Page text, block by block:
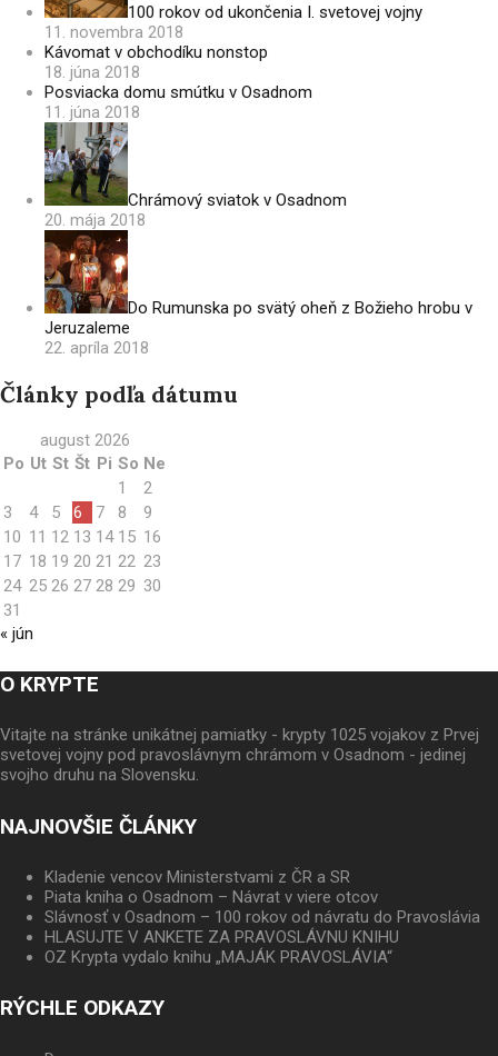
100 rokov od ukončenia I. svetovej vojny
11. novembra 2018
Kávomat v obchodíku nonstop
18. júna 2018
Posviacka domu smútku v Osadnom
11. júna 2018
Chrámový sviatok v Osadnom
20. mája 2018
Do Rumunska po svätý oheň z Božieho hrobu v
Jeruzaleme
22. apríla 2018
Články podľa dátumu
august 2026
Po Ut St Št Pi So Ne
1
2
3
4 5 6 7 8
9
10 11 12 13 14 15 16
17 18 19 20 21 22 23
24 25 26 27 28 29 30
31
« jún
O KRYPTE
Vitajte na stránke unikátnej pamiatky - krypty 1025 vojakov z Prvej
svetovej vojny pod pravoslávnym chrámom v Osadnom - jedinej
svojho druhu na Slovensku.
NAJNOVŠIE ČLÁNKY
Kladenie vencov Ministerstvami z ČR a SR
Piata kniha o Osadnom – Návrat v viere otcov
Slávnosť v Osadnom – 100 rokov od návratu do Pravoslávia
HLASUJTE V ANKETE ZA PRAVOSLÁVNU KNIHU
OZ Krypta vydalo knihu „MAJÁK PRAVOSLÁVIA“
RÝCHLE ODKAZY